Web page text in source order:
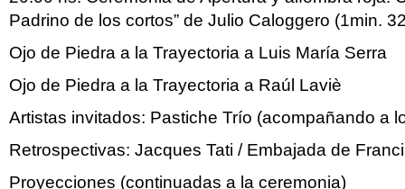
Padrino de los cortos” de Julio Caloggero (1min.
Ojo de Piedra a la Trayectoria a Luis María Serra
Ojo de Piedra a la Trayectoria a Raúl Laviè
Artistas invitados: Pastiche Trío (acompañando a
Retrospectivas: Jacques Tati / Embajada de
Proyecciones (continuadas a la ceremonia)